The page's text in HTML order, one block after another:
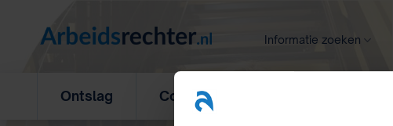
Informatie zoeken
Ontslag Concurrentiebeding